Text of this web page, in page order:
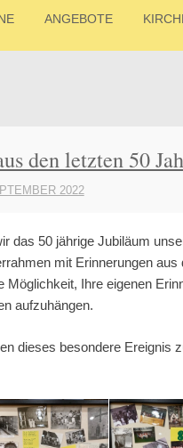
ANGEBOTE
den letzten 50
2022
das 50 jährige Jubiläum
mit Erinnerungen
Möglichkeit, Ihre eigenen
aufzuhängen.
dieses besondere Ereignis